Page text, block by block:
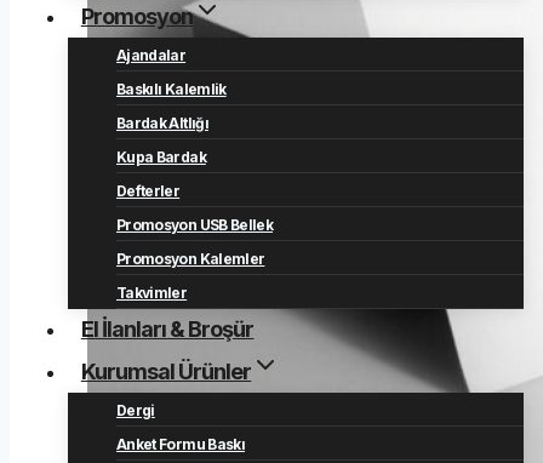
Promosyon
Ajandalar
Baskılı Kalemlik
Bardak Altlığı
Kupa Bardak
Defterler
Promosyon USB Bellek
Promosyon Kalemler
Takvimler
El İlanları & Broşür
Kurumsal Ürünler
Dergi
Anket Formu Baskı